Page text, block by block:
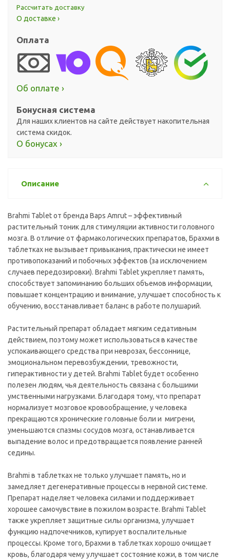
Рассчитать доставку
О доставке ›
Оплата
Об оплате ›
Бонусная система
Для наших клиентов на сайте действует накопительная
система скидок.
О бонусах ›
Описание
Brahmi Tablet от бренда Baps Amrut – эффективный
растительный тоник для стимуляции активности головного
мозга. В отличие от фармакологических препаратов, Брахми в
таблетках не вызывает привыкания, практически не имеет
противопоказаний и побочных эффектов (за исключением
случаев передозировки). Brahmi Tablet укрепляет память,
способствует запоминанию больших объемов информации,
повышает концентрацию и внимание, улучшает способность к
обучению, восстанавливает баланс в работе полушарий.
Растительный препарат обладает мягким седативным
действием, поэтому может использоваться в качестве
успокаивающего средства при неврозах, бессоннице,
эмоциональном перевозбуждении, тревожности,
гиперактивности у детей. Brahmi Tablet будет особенно
полезен людям, чья деятельность связана с большими
умственными нагрузками. Благодаря тому, что препарат
нормализует мозговое кровообращение, у человека
прекращаются хронические головные боли и мигрени,
уменьшаются спазмы сосудов мозга, останавливается
выпадение волос и предотвращается появление ранней
седины.
Brahmi в таблетках не только улучшает память, но и
замедляет дегенеративные процессы в нервной системе.
Препарат наделяет человека силами и поддерживает
хорошее самочувствие в пожилом возрасте. Brahmi Tablet
также укрепляет защитные силы организма, улучшает
функцию надпочечников, купирует воспалительные
процессы. Кроме того, Брахми в таблетках хорошо очищает
кровь, благодаря чему улучшает состояние кожи, в том числе